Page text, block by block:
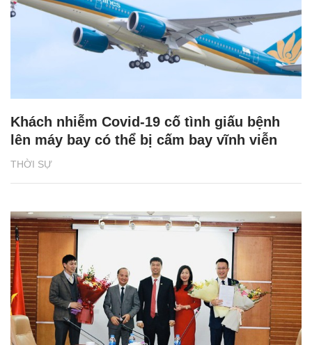
THỜI SỰ
Khách nhiễm Covid-19 cố tình giấu bệnh
lên máy bay có thể bị cấm bay vĩnh viễn